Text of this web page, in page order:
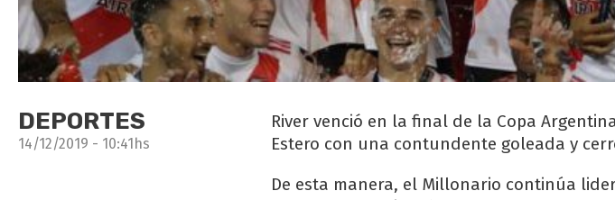
DEPORTES
14/12/2019 - 10:41hs
River venció en la final de la Copa
Estero con una contundente goleada y
De esta manera, el Millonario continúa